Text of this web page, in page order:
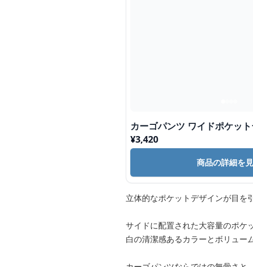
カーゴパンツ ワイドポケッ
¥3,420
商品の詳細を
立体的なポケットデザインが目を
サイドに配置された大容量のポケ
白の清潔感あるカラーとボリュー